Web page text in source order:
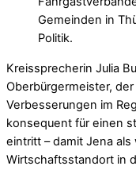
Gemeinden in
Politik.
Kreissprecherin Julia
Oberbürgermeister,
Verbesserungen im
konsequent für einen
eintritt – damit Jena
Wirtschaftsstandort in